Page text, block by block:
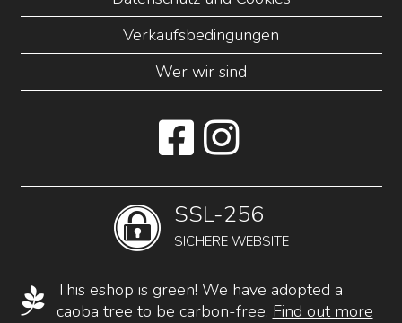
Verkaufsbedingungen
Wer wir sind
SSL-256
SICHERE WEBSITE
This eshop is green! We have adopted a
caoba tree to be carbon-free. Find out more